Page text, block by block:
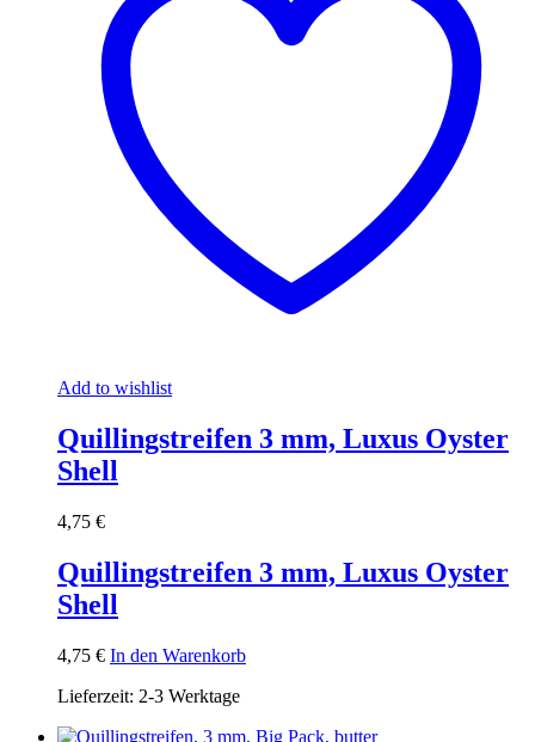
Add to wishlist
Quillingstreifen 3 mm, Luxus Oyster
Shell
4,75 €
Quillingstreifen 3 mm, Luxus Oyster
Shell
4,75 € In den Warenkorb
Lieferzeit: 2-3 Werktage